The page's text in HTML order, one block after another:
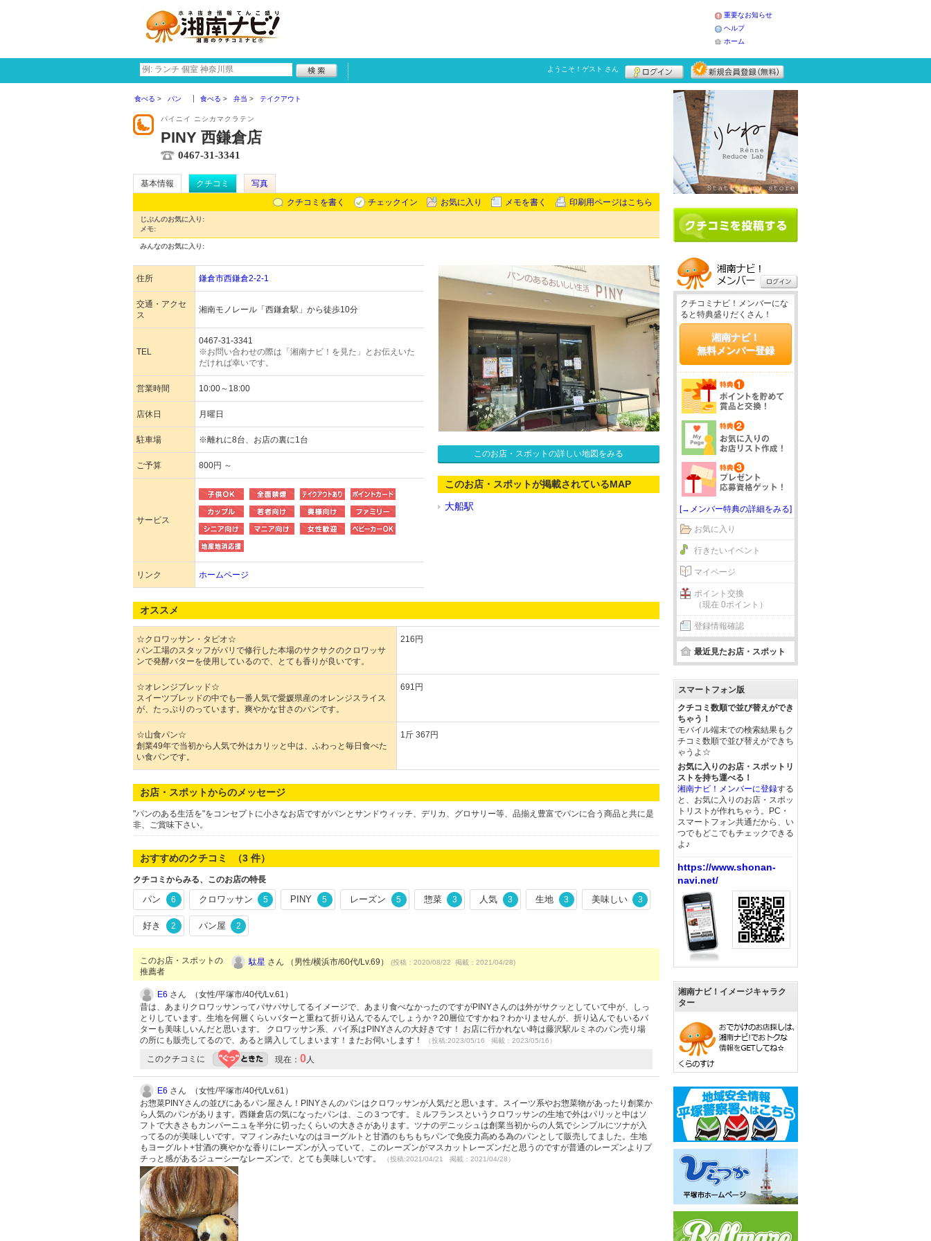
重要なお知らせ
ヘルプ
ホーム
ようこそ！ ゲスト さん
食べる パン 食べる 弁当 テイクアウト
パイニイ ニシカマクラテン
PINY 西鎌倉店
0467-31-3341
基本情報 クチコミ
写真
クチコミを書く
チェックイン お気に入り メモを書く 印刷用ページはこちら
じぶんのお気に入り:
メモ:
みんなのお気に入り:
住所 鎌倉市西鎌倉2-2-1
交通・アクセ
ス
湘南モノレール「西鎌倉駅」から徒歩10分
TEL
0467-31-3341
※お問い合わせの際は「湘南ナビ！を見た」とお伝えいた
だければ幸いです。
営業時間 10:00～18:00
店休日 月曜日
駐車場 ※離れに8台、お店の裏に1台
ご予算 800円 ～
サービス
リンク ホームページ
このお店・スポットの詳しい地図をみる
このお店・スポットが掲載されているMAP
大船駅
オススメ
☆クロワッサン・タピオ☆
パン工場のスタッフがパリで修行した本場のサクサクのクロワッサ
ンで発酵バターを使用しているので、とても香りが良いです。
216円
☆オレンジブレッド☆
スイーツブレッドの中でも一番人気で愛媛県産のオレンジスライス
が、たっぷりのっています。爽やかな甘さのパンです。
691円
☆山食パン☆
創業49年で当初から人気で外はカリッと中は、ふわっと毎日食べた
い食パンです。
1斤 367円
お店・スポットからのメッセージ
"パンのある生活を"をコンセプトに小さなお店ですがパンとサンドウィッチ、デリカ、グロサリー等、品揃え豊富でパンに合う商品と共に是
非、ご賞味下さい。
おすすめのクチコミ （3 件）
クチコミからみる、このお店の特長
パン 6 クロワッサン 5 PINY 5 レーズン 5 惣菜 3 人気 3 生地 3 美味しい 3
好き 2 パン屋 2
このお店・スポットの
推薦者
駄星 さん （男性/横浜市/60代/Lv.69） (投稿：2020/08/22 掲載：2021/04/28)
E6 さん （女性/平塚市/40代/Lv.61）
昔は、あまりクロワッサンってパサパサしてるイメージで、あまり食べなかったのですがPINYさんのは外がサクッとしていて中が、しっ
とりしています。生地を何層くらいバターと重ねて折り込んでるんでしょうか？20層位ですかね？わかりませんが、折り込んでもいるバ
ターも美味しいんだと思います。 クロワッサン系、パイ系はPINYさんの大好きです！ お店に行かれない時は藤沢駅ルミネのパン売り場
の所にも販売してるので、あると購入してしまいます！またお伺いします！
（投稿:2023/05/16 掲載：2023/05/16）
このクチコミに 現在： 0人
E6 さん （女性/平塚市/40代/Lv.61）
お惣菜PINYさんの並びにあるパン屋さん！PINYさんのパンはクロワッサンが人気だと思います。スイーツ系やお惣菜物があったり創業か
ら人気のパンがあります。西鎌倉店の気になったパンは、この３つです。ミルフランスというクロワッサンの生地で外はパリッと中はソ
フトで大きさもカンパーニュを半分に切ったくらいの大きさがあります。ツナのデニッシュは創業当初からの人気でシンプルにツナが入
ってるのが美味しいです。マフィンみたいなのはヨーグルトと甘酒のもちもちパンで免疫力高める為のパンとして販売してました。生地
もヨーグルト+甘酒の爽やかな香りにレーズンが入っていて、このレーズンがマスカットレーズンだと思うのですが普通のレーズンよりプ
チっと感があるジューシーなレーズンで、とても美味しいです。
（投稿:2021/04/21 掲載：2021/04/28）
クチコミナビ！メンバーにな
ると特典盛りだくさん！
湘南ナビ！
無料メンバー登録
[→メンバー特典の詳細をみる]
お気に入り
行きたいイベント
マイページ
ポイント交換
（現在 0ポイント）
登録情報確認
最近見たお店・スポット
スマートフォン版
クチコミ数順で並び替えができ
ちゃう！
モバイル端末での検索結果もク
チコミ数順で並び替えができち
ゃうよ☆
お気に入りのお店・スポットリ
ストを持ち運べる！
湘南ナビ！メンバーに登録する
と、お気に入りのお店・スポッ
トリストが作れちゃう。PC・
スマートフォン共通だから、い
つでもどこでもチェックできる
よ♪
https://www.shonan-
navi.net/
湘南ナビ！イメージキャラク
ター